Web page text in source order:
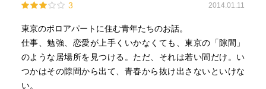
3 2014.01.11
東京のボロアパートに住む青年たちのお話。
仕事、勉強、恋愛が上手くいかなくても、東京の「隙間」
のような居場所を見つける。ただ、それは若い間だけ。い
つかはその隙間から出て、青春から抜け出さないといけな
い。